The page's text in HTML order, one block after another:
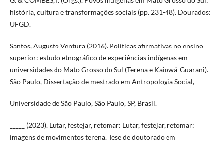
história, cultura e transformações sociais (pp. 231-48). Dourados:
UFGD.
Santos, Augusto Ventura (2016). Políticas afirmativas no ensino
superior: estudo etnográfico de experiências indígenas em
universidades do Mato Grosso do Sul (Terena e Kaiowá-Guarani).
São Paulo, Dissertação de mestrado em Antropologia Social,
Universidade de São Paulo, São Paulo, SP, Brasil.
_____ (2023). Lutar, festejar, retomar: Lutar, festejar, retomar:
imagens de movimentos terena. Tese de doutorado em